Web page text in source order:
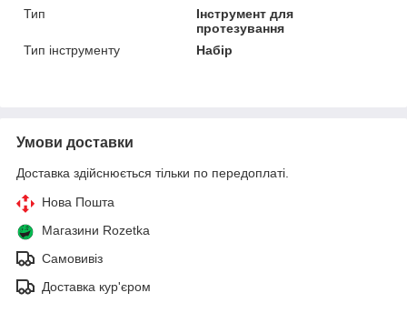
Тип
Інструмент для
протезування
Тип інструменту
Набір
Умови доставки
Доставка здійснюється тільки по передоплаті.
Нова Пошта
Магазини Rozetka
Самовивіз
Доставка кур'єром